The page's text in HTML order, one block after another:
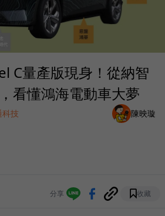
C量產版現身！從納智
看懂鴻海電動車大夢
技 陳映璇
分享 收藏